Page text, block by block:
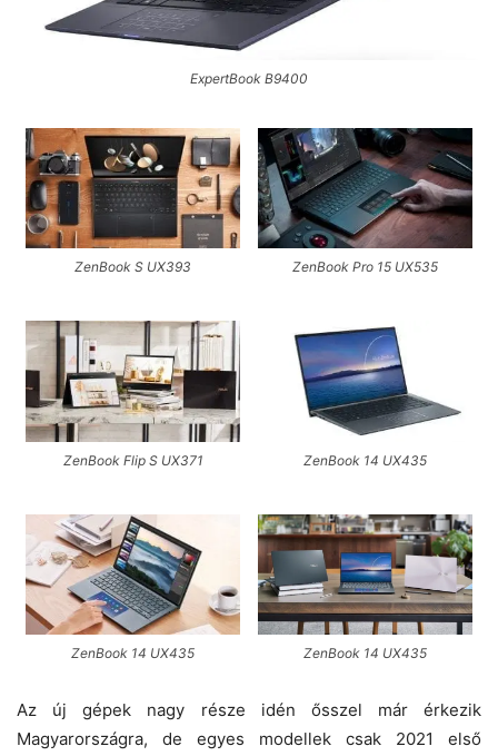
ExpertBook B9400
ZenBook S UX393 ZenBook Pro 15 UX535
ZenBook Flip S UX371 ZenBook 14 UX435
ZenBook 14 UX435 ZenBook 14 UX435
Az új gépek nagy része idén ősszel már érkezik
Magyarországra, de egyes modellek csak 2021 első